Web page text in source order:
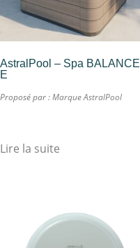
AstralPool – Spa BALANCE
E
Proposé par :Marque AstralPool
Lire la suite